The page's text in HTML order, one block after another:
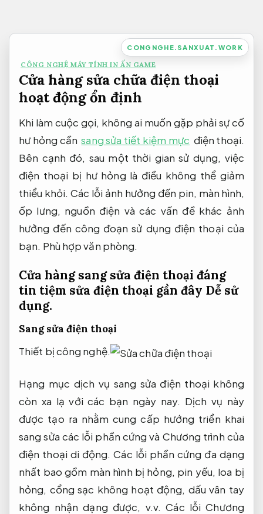
dung
CONGNGHE.SANXUAT.WORK
CÔNG NGHỆ MÁY TÍNH IN ẤN GAME
Cửa hàng sửa chữa điện thoại
hoạt động ổn định
Khi làm cuộc gọi, không ai muốn gặp phải sự cố
hư hỏng cần sang sửa tiết kiệm mực điện thoại.
Bên cạnh đó, sau một thời gian sử dụng, việc
điện thoại bị hư hỏng là điều không thể giảm
thiểu khỏi. Các lỗi ảnh hưởng đến pin, màn hình,
ốp lưng, nguồn điện và các vấn đề khác ảnh
hưởng đến công đoạn sử dụng điện thoại của
bạn. Phù hợp văn phòng.
Cửa hàng sang sửa điện thoại đáng
tin tiệm sửa điện thoại gần đây Dễ sử
dụng.
Sang sửa điện thoại
Thiết bị công nghệ.
Hạng mục dịch vụ sang sửa điện thoại không
còn xa lạ với các bạn ngày nay. Dịch vụ này
được tạo ra nhằm cung cấp hướng triển khai
sang sửa các lỗi phần cứng và Chương trình của
điện thoại di động. Các lỗi phần cứng đa dạng
nhất bao gồm màn hình bị hỏng, pin yếu, loa bị
hỏng, cổng sạc không hoạt động, dấu vân tay
không nhận dạng được, v.v. Các lỗi Chương